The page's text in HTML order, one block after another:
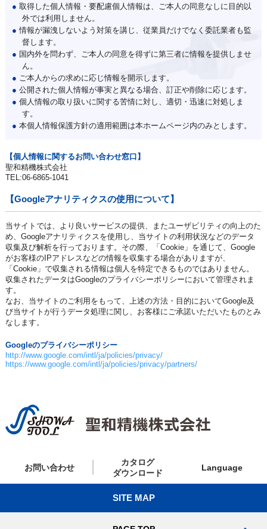
● 取得した個人情報・要配慮個人情報は、ご本人の同意なしに目的以
外では利用しません。
● 情報が漏洩しないよう対策を講じ、従業員だけでなく委託業者も監
督します。
● 国内外を問わず、ご本人の同意を得ずに第三者に情報を提供しませ
ん。
● ご本人からの求めに応じ情報を開示します。
● 公開された個人情報が事実と異なる場合、訂正や削除に応じます。
● 個人情報の取り扱いに関する苦情に対し、適切・迅速に対処しま
す。
● 本個人情報保護方針の適用範囲は本ホームページ内のみとします。
【個人情報に関するお問い合わせ窓口】
聖和精機株式会社
TEL:06-6865-1041
【Googleアナリティクスの使用について】
当サイトでは、より良いサービスの提供、またユーザビリティの向上のた
め、Googleアナリティクスを使用し、当サイトの利用状況などのデータ
収集及び解析を行っております。その際、「Cookie」を通じて、Google
がお客様のIPアドレスなどの情報を収集する場合がありますが、
「Cookie」で収集される情報は個人を特定できるものではありません。
収集されたデータはGoogleのプライバシーポリシーにおいて管理されま
す。
なお、当サイトのご利用をもって、上述の方法・目的においてGoogle及
び当サイトが行うデータ処理に関し、お客様にご承諾いただいたものとみ
なします。
Googleのプライバシーポリシー
http://www.google.com/intl/ja/policies/privacy/
https://www.google.com/intl/ja/policies/privacy/partners/
お問い合わせ
カタログ
ダウンロード
Language
SITE MAP